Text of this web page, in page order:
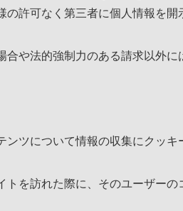
の許可なく第三者に個人情報を開
合や法的強制力のある請求以外に
ンツについて情報の収集にクッキ
トを訪れた際に、そのユーザーの